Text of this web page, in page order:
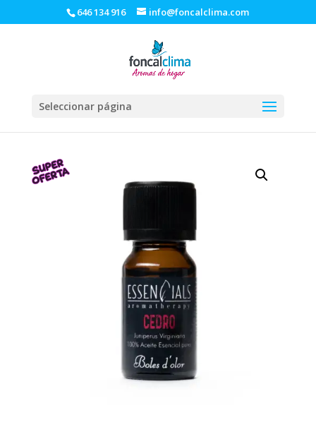
646 134 916 info@foncalclima.com
Seleccionar página